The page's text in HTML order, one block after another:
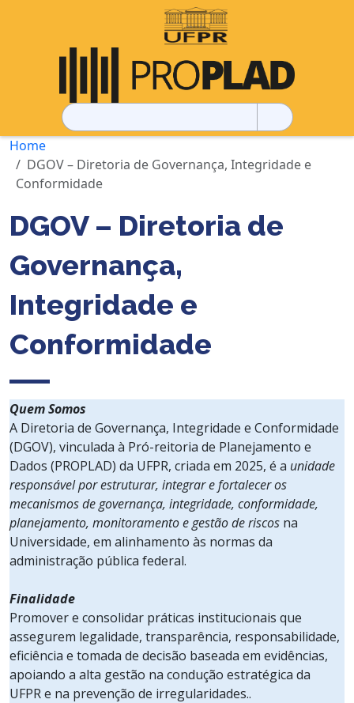
Pesquisar
por:
Home
DGOV – Diretoria de Governança, Integridade e
Conformidade
DGOV – Diretoria de
Governança,
Integridade e
Conformidade
Quem Somos
A Diretoria de Governança, Integridade e Conformidade
(DGOV), vinculada à Pró-reitoria de Planejamento e
Dados (PROPLAD) da UFPR, criada em 2025, é a unidade
responsável por estruturar, integrar e fortalecer os
mecanismos de governança, integridade, conformidade,
planejamento, monitoramento e gestão de riscos na
Universidade, em alinhamento às normas da
administração pública federal.
Finalidade
Promover e consolidar práticas institucionais que
assegurem legalidade, transparência, responsabilidade,
eficiência e tomada de decisão baseada em evidências,
apoiando a alta gestão na condução estratégica da
UFPR e na prevenção de irregularidades..